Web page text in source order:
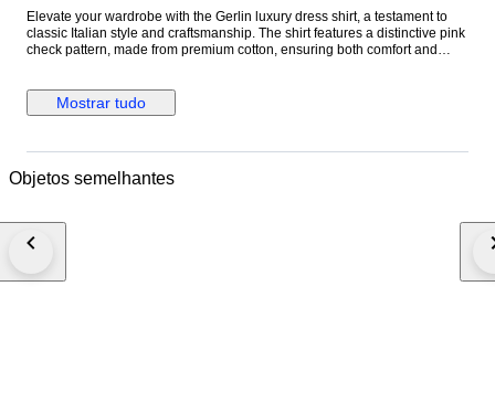
Elevate your wardrobe with the Gerlin luxury dress shirt, a testament to
classic Italian style and craftsmanship. The shirt features a distinctive pink
check pattern, made from premium cotton, ensuring both comfort and
appreciate attention to detail. Tailored to a regular fit, this no-size shirt
offers a timeless aesthetic that's versatile for both casual and formal
makes it a suitable choice for year-round wear. Proudly made in Italy, it's a
gentleman's collection. Material: 100% Cotton
Mostrar tudo
Objetos semelhantes